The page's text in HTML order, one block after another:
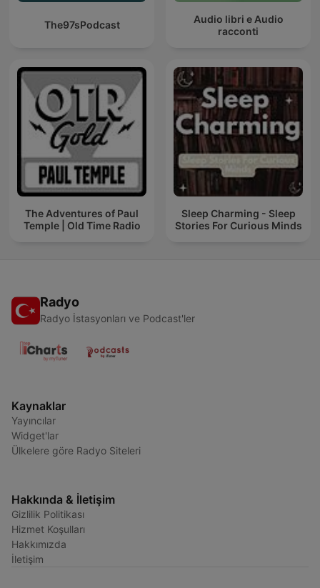
The97sPodcast
Audio libri e Audio
racconti
The Adventures of Paul
Temple | Old Time Radio
Sleep Charming - Sleep
Stories For Curious Minds
Radyo
Radyo İstasyonları ve Podcast'ler
Kaynaklar
Yayıncılar
Widget'lar
Ülkelere göre Radyo Siteleri
Hakkında & İletişim
Gizlilik Politikası
Hizmet Koşulları
Hakkımızda
İletişim